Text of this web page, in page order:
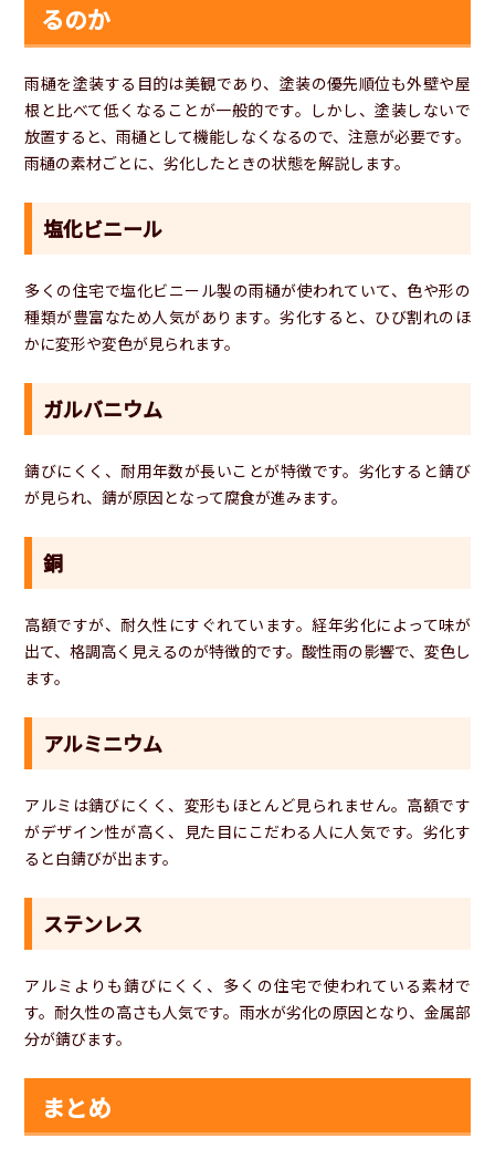
るのか
雨樋を塗装する目的は美観であり、塗装の優先順位も外壁や屋
根と比べて低くなることが一般的です。しかし、塗装しないで
放置すると、雨樋として機能しなくなるので、注意が必要です。
雨樋の素材ごとに、劣化したときの状態を解説します。
塩化ビニール
多くの住宅で塩化ビニール製の雨樋が使われていて、色や形の
種類が豊富なため人気があります。劣化すると、ひび割れのほ
かに変形や変色が見られます。
ガルバニウム
錆びにくく、耐用年数が長いことが特徴です。劣化すると錆び
が見られ、錆が原因となって腐食が進みます。
銅
高額ですが、耐久性にすぐれています。経年劣化によって味が
出て、格調高く見えるのが特徴的です。酸性雨の影響で、変色し
ます。
アルミニウム
アルミは錆びにくく、変形もほとんど見られません。高額です
がデザイン性が高く、見た目にこだわる人に人気です。劣化す
ると白錆びが出ます。
ステンレス
アルミよりも錆びにくく、多くの住宅で使われている素材で
す。耐久性の高さも人気です。雨水が劣化の原因となり、金属部
分が錆びます。
まとめ